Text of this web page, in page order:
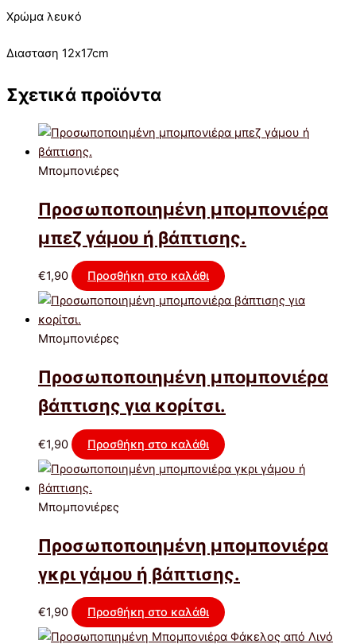
Χρώμα λευκό
Διασταση 12x17cm
Σχετικά προϊόντα
Μπομπονιέρες
Προσωποποιημένη μπομπονιέρα
μπεζ γάμου ή βάπτισης.
€1,90 Προσθήκη στο καλάθι
Μπομπονιέρες
Προσωποποιημένη μπομπονιέρα
βάπτισης για κορίτσι.
€1,90 Προσθήκη στο καλάθι
Μπομπονιέρες
Προσωποποιημένη μπομπονιέρα
γκρι γάμου ή βάπτισης.
€1,90 Προσθήκη στο καλάθι